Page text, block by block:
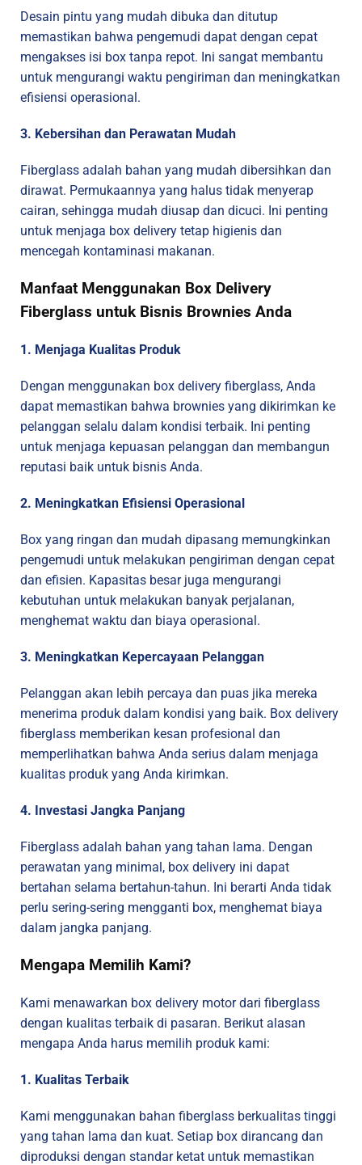
Desain pintu yang mudah dibuka dan ditutup
memastikan bahwa pengemudi dapat dengan cepat
mengakses isi box tanpa repot. Ini sangat membantu
untuk mengurangi waktu pengiriman dan meningkatkan
efisiensi operasional.
3. Kebersihan dan Perawatan Mudah
Fiberglass adalah bahan yang mudah dibersihkan dan
dirawat. Permukaannya yang halus tidak menyerap
cairan, sehingga mudah diusap dan dicuci. Ini penting
untuk menjaga box delivery tetap higienis dan
mencegah kontaminasi makanan.
Manfaat Menggunakan Box Delivery
Fiberglass untuk Bisnis Brownies Anda
1. Menjaga Kualitas Produk
Dengan menggunakan box delivery fiberglass, Anda
dapat memastikan bahwa brownies yang dikirimkan ke
pelanggan selalu dalam kondisi terbaik. Ini penting
untuk menjaga kepuasan pelanggan dan membangun
reputasi baik untuk bisnis Anda.
2. Meningkatkan Efisiensi Operasional
Box yang ringan dan mudah dipasang memungkinkan
pengemudi untuk melakukan pengiriman dengan cepat
dan efisien. Kapasitas besar juga mengurangi
kebutuhan untuk melakukan banyak perjalanan,
menghemat waktu dan biaya operasional.
3. Meningkatkan Kepercayaan Pelanggan
Pelanggan akan lebih percaya dan puas jika mereka
menerima produk dalam kondisi yang baik. Box delivery
fiberglass memberikan kesan profesional dan
memperlihatkan bahwa Anda serius dalam menjaga
kualitas produk yang Anda kirimkan.
4. Investasi Jangka Panjang
Fiberglass adalah bahan yang tahan lama. Dengan
perawatan yang minimal, box delivery ini dapat
bertahan selama bertahun-tahun. Ini berarti Anda tidak
perlu sering-sering mengganti box, menghemat biaya
dalam jangka panjang.
Mengapa Memilih Kami?
Kami menawarkan box delivery motor dari fiberglass
dengan kualitas terbaik di pasaran. Berikut alasan
mengapa Anda harus memilih produk kami:
1. Kualitas Terbaik
Kami menggunakan bahan fiberglass berkualitas tinggi
yang tahan lama dan kuat. Setiap box dirancang dan
diproduksi dengan standar ketat untuk memastikan